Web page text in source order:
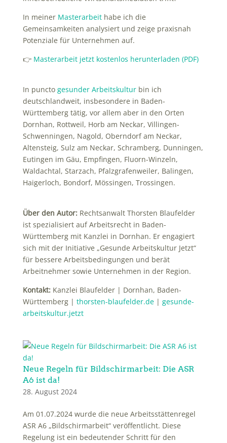
In meiner Masterarbeithabe ich die
Gemeinsamkeiten analysiert und zeige praxisnah
Potenziale für Unternehmen auf.
👉 Masterarbeit jetzt kostenlos herunterladen (PDF)
In puncto gesunder Arbeitskulturbin ich
deutschlandweit, insbesondere in Baden-
Württemberg tätig, vor allem aber in den Orten
Dornhan, Rottweil, Horb am Neckar, Villingen-
Schwenningen, Nagold, Oberndorf am Neckar,
Altensteig, Sulz am Neckar, Schramberg, Dunningen,
Eutingen im Gäu, Empfingen, Fluorn-Winzeln,
Waldachtal, Starzach, Pfalzgrafenweiler, Balingen,
Haigerloch, Bondorf, Mössingen, Trossingen.
Über den Autor:Rechtsanwalt Thorsten Blaufelder
ist spezialisiert auf Arbeitsrecht in Baden-
Württemberg mit Kanzlei in Dornhan. Er engagiert
sich mit der Initiative „Gesunde Arbeitskultur Jetzt“
für bessere Arbeitsbedingungen und berät
Arbeitnehmer sowie Unternehmen in der Region.
Kontakt:Kanzlei Blaufelder | Dornhan, Baden-
Württemberg | thorsten-blaufelder.de| gesunde-
arbeitskultur.jetzt
Neue Regeln für Bildschirmarbeit: Die ASR
A6 ist da!
28. August 2024
Am 01.07.2024 wurde die neue Arbeitsstättenregel
ASR A6 „Bildschirmarbeit“ veröffentlicht. Diese
Regelung ist ein bedeutender Schritt für den